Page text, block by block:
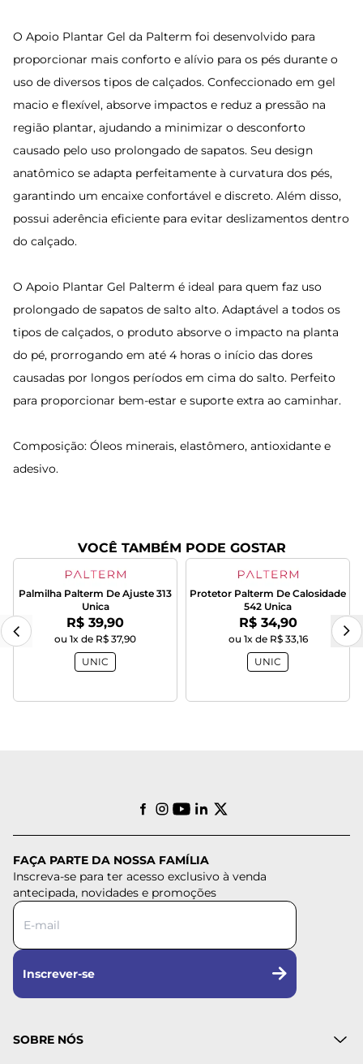
O Apoio Plantar Gel da Palterm foi desenvolvido para
proporcionar mais conforto e alívio para os pés durante o
uso de diversos tipos de calçados. Confeccionado em gel
macio e flexível, absorve impactos e reduz a pressão na
região plantar, ajudando a minimizar o desconforto
causado pelo uso prolongado de sapatos. Seu design
anatômico se adapta perfeitamente à curvatura dos pés,
garantindo um encaixe confortável e discreto. Além disso,
possui aderência eficiente para evitar deslizamentos dentro
do calçado.
O Apoio Plantar Gel Palterm é ideal para quem faz uso
prolongado de sapatos de salto alto. Adaptável a todos os
tipos de calçados, o produto absorve o impacto na planta
do pé, prorrogando em até 4 horas o início das dores
causadas por longos períodos em cima do salto. Perfeito
para proporcionar bem-estar e suporte extra ao caminhar.
Composição: Óleos minerais, elastômero, antioxidante e
adesivo.
VOCÊ TAMBÉM PODE GOSTAR
Palmilha Palterm De Ajuste 313
Unica
Por:
R$ 39,90
ou 1x de R$ 37,90
UNIC
Protetor Palterm De Calosidade
542 Unica
Por:
R$ 34,90
ou 1x de R$ 33,16
UNIC
FAÇA PARTE DA NOSSA FAMÍLIA
Inscreva-se para ter acesso exclusivo à venda
antecipada, novidades e promoções
Inscrever-se
SOBRE NÓS